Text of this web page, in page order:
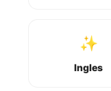
✨
Ingles